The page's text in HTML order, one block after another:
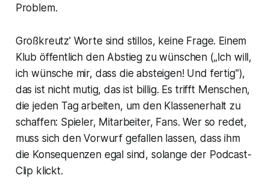
Problem.
Großkreutz' Worte sind stillos, keine Frage. Einem
Klub öffentlich den Abstieg zu wünschen („Ich will,
ich wünsche mir, dass die absteigen! Und fertig"),
das ist nicht mutig, das ist billig. Es trifft Menschen,
die jeden Tag arbeiten, um den Klassenerhalt zu
schaffen: Spieler, Mitarbeiter, Fans. Wer so redet,
muss sich den Vorwurf gefallen lassen, dass ihm
die Konsequenzen egal sind, solange der Podcast-
Clip klickt.